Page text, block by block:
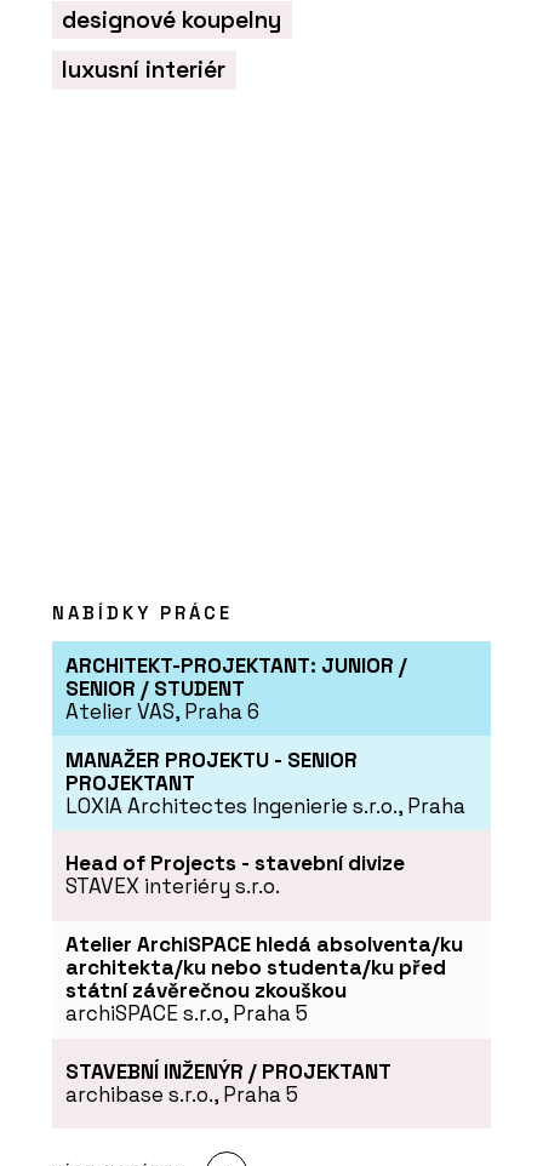
designové koupelny
luxusní interiér
NABÍDKY PRÁCE
ARCHITEKT-PROJEKTANT: JUNIOR /
SENIOR / STUDENT
Atelier VAS, Praha 6
MANAŽER PROJEKTU - SENIOR
PROJEKTANT
LOXIA Architectes Ingenierie s.r.o., Praha
Head of Projects - stavební divize
STAVEX interiéry s.r.o.
Atelier ArchiSPACE hledá absolventa/ku
architekta/ku nebo studenta/ku před
státní závěrečnou zkouškou
archiSPACE s.r.o, Praha 5
STAVEBNÍ INŽENÝR / PROJEKTANT
archibase s.r.o., Praha 5